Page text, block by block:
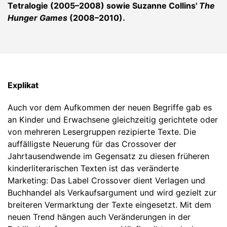
Tetralogie (2005–2008) sowie Suzanne Collins' The
Hunger Games (2008–2010).
Explikat
Auch vor dem Aufkommen der neuen Begriffe gab es
an Kinder und Erwachsene gleichzeitig gerichtete oder
von mehreren Lesergruppen rezipierte Texte. Die
auffälligste Neuerung für das Crossover der
Jahrtausendwende im Gegensatz zu diesen früheren
kinderliterarischen Texten ist das veränderte
Marketing: Das Label Crossover dient Verlagen und
Buchhandel als Verkaufsargument und wird gezielt zur
breiteren Vermarktung der Texte eingesetzt. Mit dem
neuen Trend hängen auch Veränderungen in der